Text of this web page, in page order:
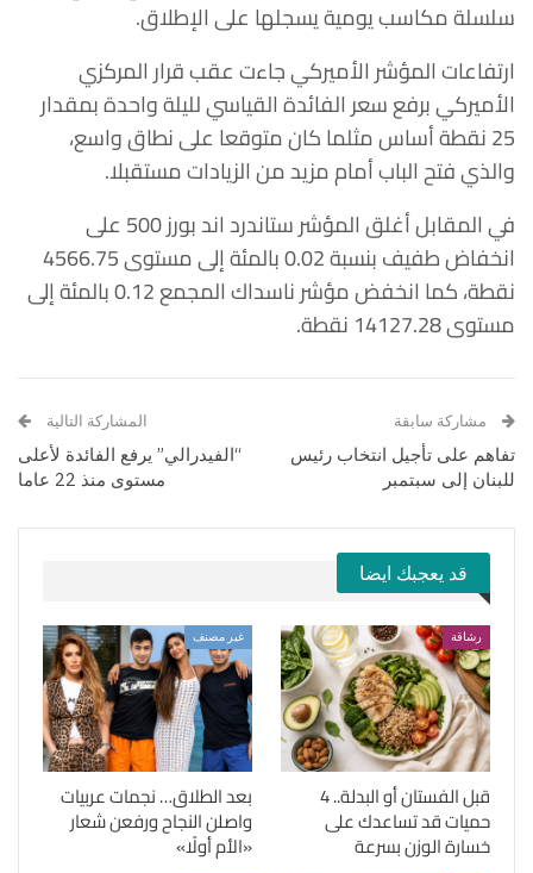
سلسلة مكاسب يومية يسجلها على الإطلاق.
ارتفاعات المؤشر الأميركي جاءت عقب قرار المركزي
الأميركي برفع سعر الفائدة القياسي لليلة واحدة بمقدار
25 نقطة أساس مثلما كان متوقعا على نطاق واسع،
والذي فتح الباب أمام مزيد من الزيادات مستقبلا.
في المقابل أغلق المؤشر ستاندرد اند بورز 500 على
انخفاض طفيف بنسبة 0.02 بالمئة إلى مستوى 4566.75
نقطة، كما انخفض مؤشر ناسداك المجمع 0.12 بالمئة إلى
مستوى 14127.28 نقطة.
مشاركة سابقة
تفاهم على تأجيل انتخاب رئيس
للبنان إلى سبتمبر
المشاركة التالية
“الفيدرالي” يرفع الفائدة لأعلى
مستوى منذ 22 عاما
قد يعجبك ايضا
رشاقة
قبل الفستان أو البدلة.. 4
حميات قد تساعدك على
خسارة الوزن بسرعة
غير مصنف
بعد الطلاق… نجمات عربيات
واصلن النجاح ورفعن شعار
«الأم أولًا»